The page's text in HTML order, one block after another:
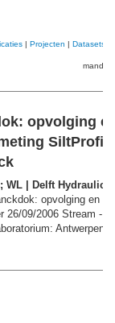
| Projecten | Datasets
mandje
opvolging
| Delft
opvolging en
26/09/2006 Stream -
Antwerpen.